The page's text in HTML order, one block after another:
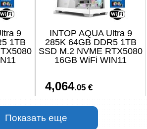
9
1TB
INTOP AQUA Ultra 9
285K 64GB DDR5 1TB
SSD M.2 NVME RTX5080
16GB WiFi WIN11
4,064.05 €